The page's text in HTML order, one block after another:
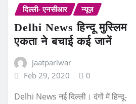
दिल्ली- एनसीआर न्यूज़
Delhi News हिन्दू मुस्लिम
एकता ने बचाई कई जानें
jaatpariwar
Feb 29, 2020
0
Delhi News नई दिल्ली। दंगों में हिन्दू-